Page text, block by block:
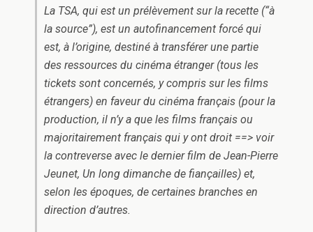
La TSA, qui est un prélèvement sur la recette (“à
la source”), est un autofinancement forcé qui
est, à l’origine, destiné à transférer une partie
des ressources du cinéma étranger (tous les
tickets sont concernés, y compris sur les films
étrangers) en faveur du cinéma français (pour la
production, il n’y a que les films français ou
majoritairement français qui y ont droit ==> voir
la contreverse avec le dernier film de Jean-Pierre
Jeunet, Un long dimanche de fiançailles) et,
selon les époques, de certaines branches en
direction d’autres.